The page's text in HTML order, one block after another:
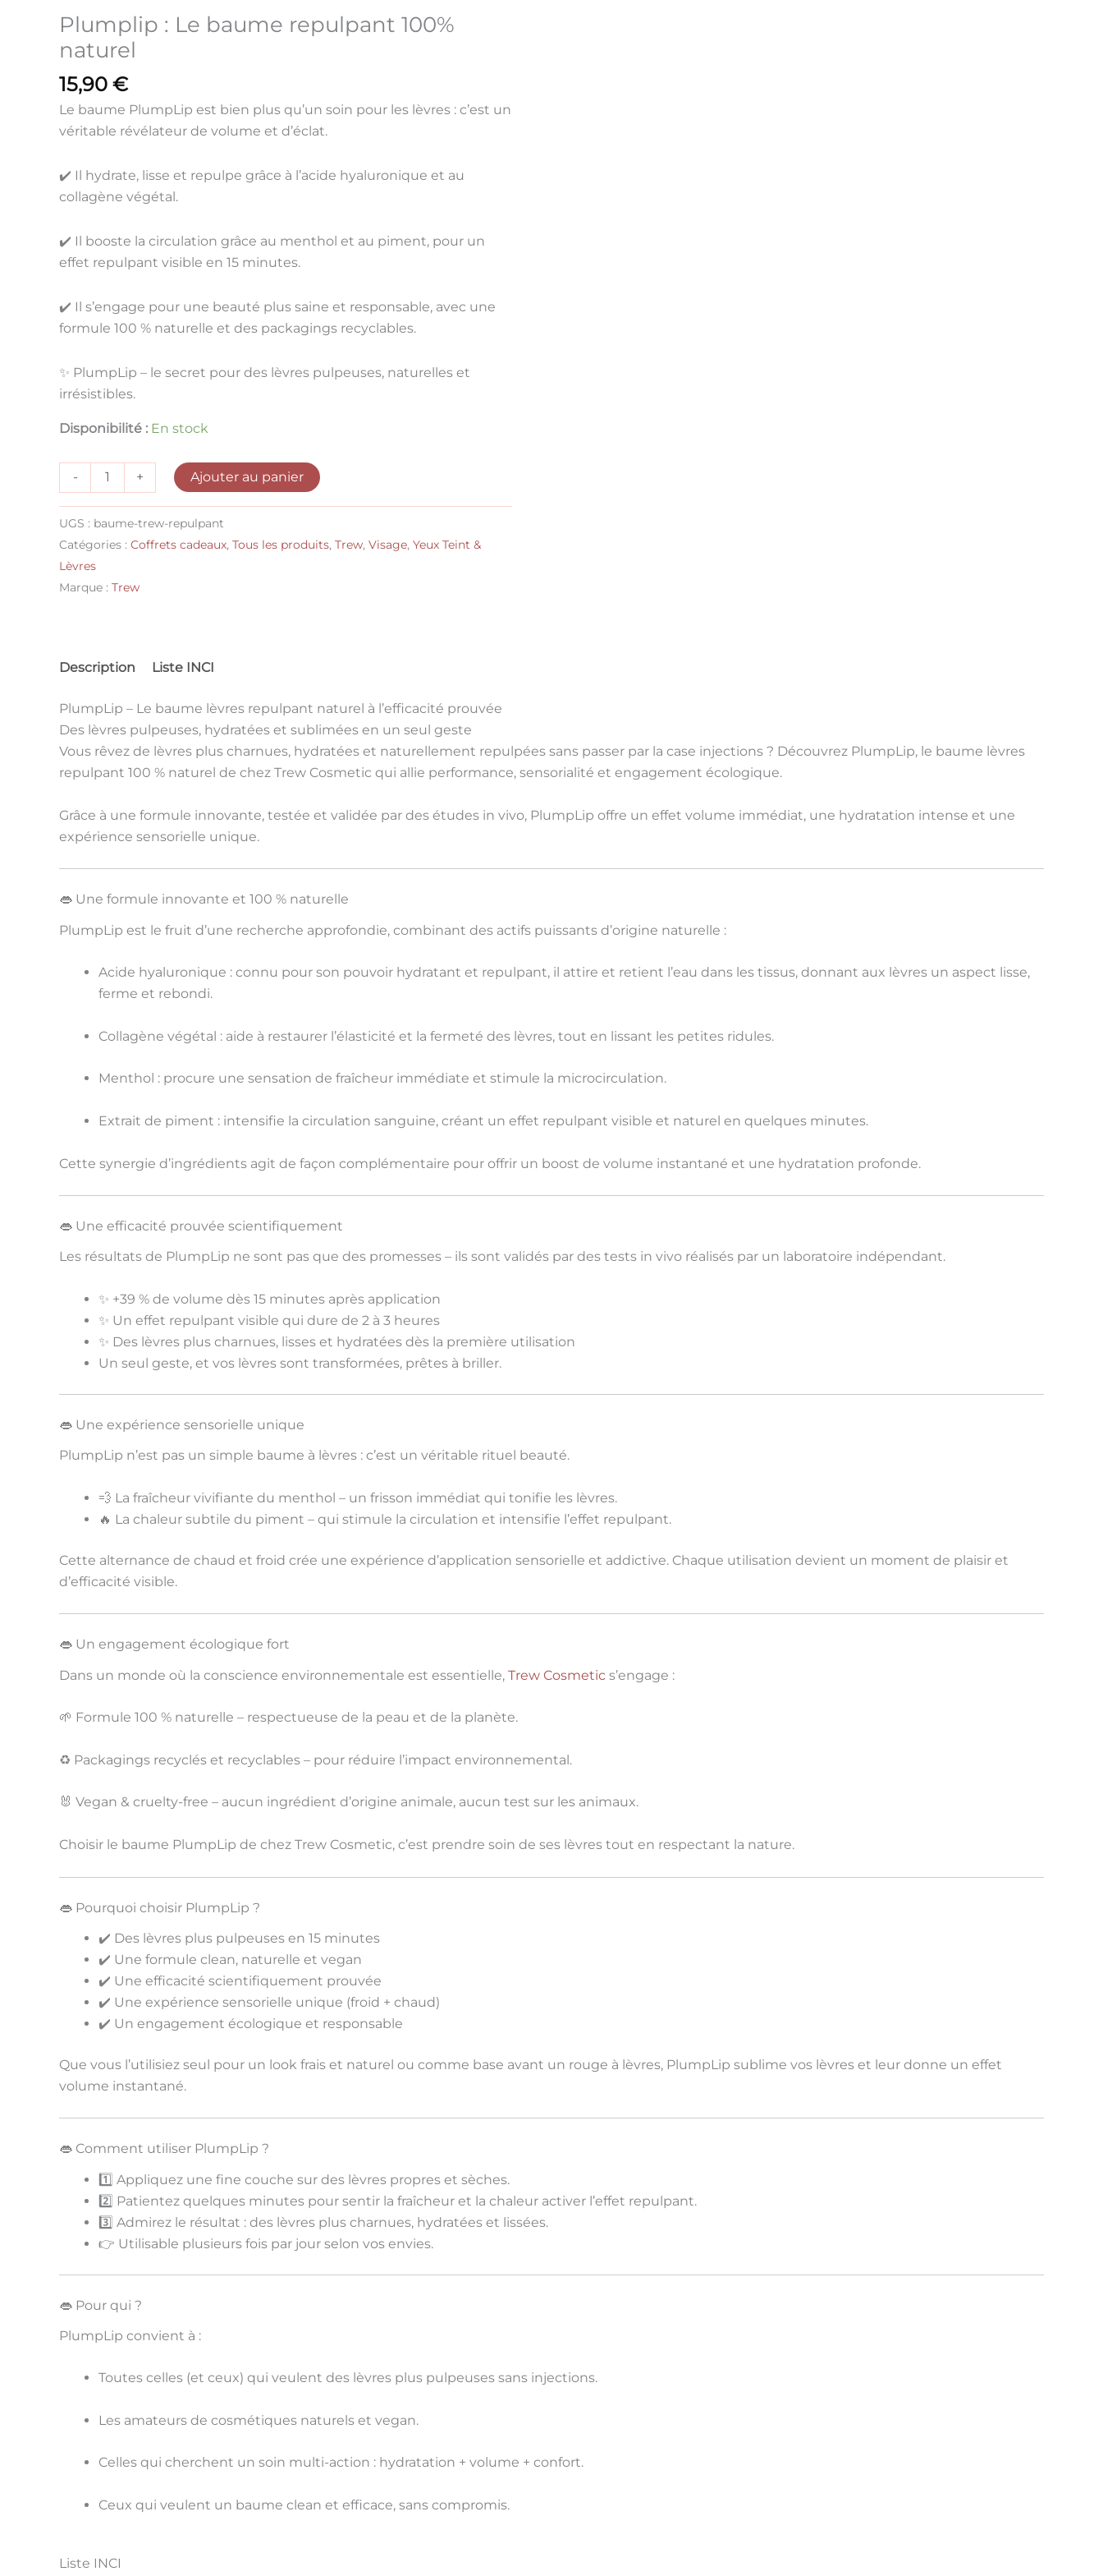
Plumplip : Le baume repulpant 100%
naturel
15,90 €
Le baume PlumpLip est bien plus qu’un soin pour les lèvres : c’est un
véritable révélateur de volume et d’éclat.
✔️ Il hydrate, lisse et repulpe grâce à l’acide hyaluronique et au
collagène végétal.
✔️ Il booste la circulation grâce au menthol et au piment, pour un
effet repulpant visible en 15 minutes.
✔️ Il s’engage pour une beauté plus saine et responsable, avec une
formule 100 % naturelle et des packagings recyclables.
✨ PlumpLip – le secret pour des lèvres pulpeuses, naturelles et
irrésistibles.
Disponibilité : En stock
- + Ajouter au panier
UGS : baume-trew-repulpant
Catégories : Coffrets cadeaux, Tous les produits, Trew, Visage, Yeux Teint &
Lèvres
Marque : Trew
Description Liste INCI
PlumpLip – Le baume lèvres repulpant naturel à l’efficacité prouvée
Des lèvres pulpeuses, hydratées et sublimées en un seul geste
Vous rêvez de lèvres plus charnues, hydratées et naturellement repulpées sans passer par la case injections ? Découvrez PlumpLip, le baume lèvres
repulpant 100 % naturel de chez Trew Cosmetic qui allie performance, sensorialité et engagement écologique.
Grâce à une formule innovante, testée et validée par des études in vivo, PlumpLip offre un effet volume immédiat, une hydratation intense et une
expérience sensorielle unique.
👄 Une formule innovante et 100 % naturelle
PlumpLip est le fruit d’une recherche approfondie, combinant des actifs puissants d’origine naturelle :
Acide hyaluronique : connu pour son pouvoir hydratant et repulpant, il attire et retient l’eau dans les tissus, donnant aux lèvres un aspect lisse,
ferme et rebondi.
Collagène végétal : aide à restaurer l’élasticité et la fermeté des lèvres, tout en lissant les petites ridules.
Menthol : procure une sensation de fraîcheur immédiate et stimule la microcirculation.
Extrait de piment : intensifie la circulation sanguine, créant un effet repulpant visible et naturel en quelques minutes.
Cette synergie d’ingrédients agit de façon complémentaire pour offrir un boost de volume instantané et une hydratation profonde.
👄 Une efficacité prouvée scientifiquement
Les résultats de PlumpLip ne sont pas que des promesses – ils sont validés par des tests in vivo réalisés par un laboratoire indépendant.
✨ +39 % de volume dès 15 minutes après application
✨ Un effet repulpant visible qui dure de 2 à 3 heures
✨ Des lèvres plus charnues, lisses et hydratées dès la première utilisation
Un seul geste, et vos lèvres sont transformées, prêtes à briller.
👄 Une expérience sensorielle unique
PlumpLip n’est pas un simple baume à lèvres : c’est un véritable rituel beauté.
💨 La fraîcheur vivifiante du menthol – un frisson immédiat qui tonifie les lèvres.
🔥 La chaleur subtile du piment – qui stimule la circulation et intensifie l’effet repulpant.
Cette alternance de chaud et froid crée une expérience d’application sensorielle et addictive. Chaque utilisation devient un moment de plaisir et
d’efficacité visible.
👄 Un engagement écologique fort
Dans un monde où la conscience environnementale est essentielle, Trew Cosmetic s’engage :
🌱 Formule 100 % naturelle – respectueuse de la peau et de la planète.
♻️ Packagings recyclés et recyclables – pour réduire l’impact environnemental.
🐰 Vegan & cruelty-free – aucun ingrédient d’origine animale, aucun test sur les animaux.
Choisir le baume PlumpLip de chez Trew Cosmetic, c’est prendre soin de ses lèvres tout en respectant la nature.
👄 Pourquoi choisir PlumpLip ?
✔️ Des lèvres plus pulpeuses en 15 minutes
✔️ Une formule clean, naturelle et vegan
✔️ Une efficacité scientifiquement prouvée
✔️ Une expérience sensorielle unique (froid + chaud)
✔️ Un engagement écologique et responsable
Que vous l’utilisiez seul pour un look frais et naturel ou comme base avant un rouge à lèvres, PlumpLip sublime vos lèvres et leur donne un effet
volume instantané.
👄 Comment utiliser PlumpLip ?
1️⃣ Appliquez une fine couche sur des lèvres propres et sèches.
2️⃣ Patientez quelques minutes pour sentir la fraîcheur et la chaleur activer l’effet repulpant.
3️⃣ Admirez le résultat : des lèvres plus charnues, hydratées et lissées.
👉 Utilisable plusieurs fois par jour selon vos envies.
👄 Pour qui ?
PlumpLip convient à :
Toutes celles (et ceux) qui veulent des lèvres plus pulpeuses sans injections.
Les amateurs de cosmétiques naturels et vegan.
Celles qui cherchent un soin multi-action : hydratation + volume + confort.
Ceux qui veulent un baume clean et efficace, sans compromis.
Liste INCI